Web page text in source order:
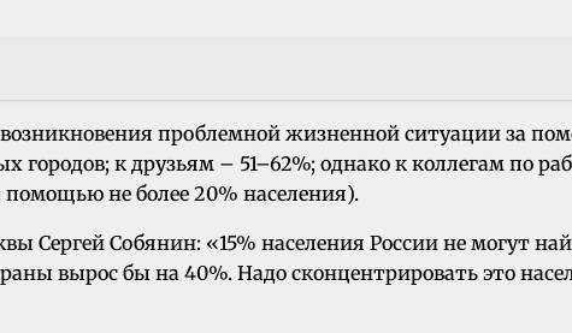
проблемной жизненной ситуации за
к друзьям – 51–62%; однако к коллегам по
не более 20% населения).
Сергей Собянин: «15% населения России не могут
вырос бы на 40%. Надо сконцентрировать это